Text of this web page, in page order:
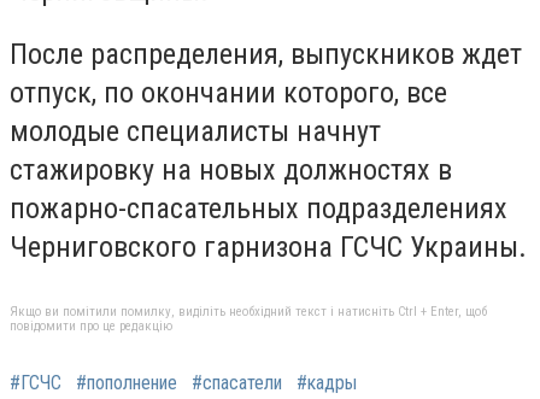
После распределения, выпускников ждет
отпуск, по окончании которого, все
молодые специалисты начнут
стажировку на новых должностях в
пожарно-спасательных подразделениях
Черниговского гарнизона ГСЧС Украины.
Якщо ви помітили помилку, виділіть необхідний текст і натисніть Ctrl + Enter, щоб
повідомити про це редакцію
#ГСЧС #пополнение #спасатели #кадры